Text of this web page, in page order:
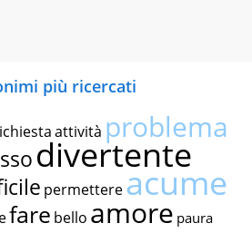
più ricercati
attività problema
divertente
permettereacume
fare bello amore paura